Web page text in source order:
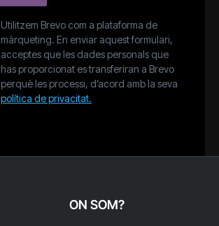
Utilitzem Brevo com a plataforma de
màrqueting. En enviar aquest formulari,
acceptes que les dades personals que
has proporcionat es transferiran a Brevo
perquè les processi, d’acord amb la seva
política de privacitat.
ON SOM?